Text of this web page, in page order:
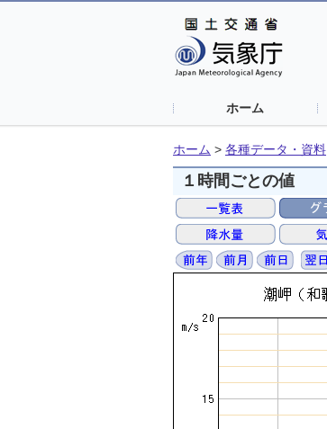
ホーム
ホーム > 各種データ・資料
１時間ごとの値